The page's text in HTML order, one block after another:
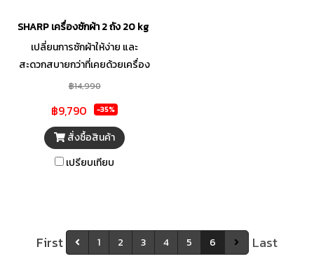
SHARP เครื่องซักผ้า 2 ถัง 20 kg สีขาวเทา รุ่น ES-TW200BL
เปลี่ยนการซักผ้าให้ง่าย และ
สะดวกสบายกว่าที่เคยด้วยเครื่อง
ซักผ้า 2 ถัง จาก SHARP ตัวช่วยดี
สะอาด รวดเร็วทันใจ ด้วย
โปรแกรมการทำงาน 2 โปรแกรมที่
ทำงานอย่างชาญฉลาด เหมาะสม
กับเนื้อผ้าหลากหลายรูปแบบ ช่วย
ได้อย่างลงตัว
฿14,990
฿9,790 -35%
สั่งซื้อสินค้า
เปรียบเทียบ
First 1 2 3 4 5 6 Last